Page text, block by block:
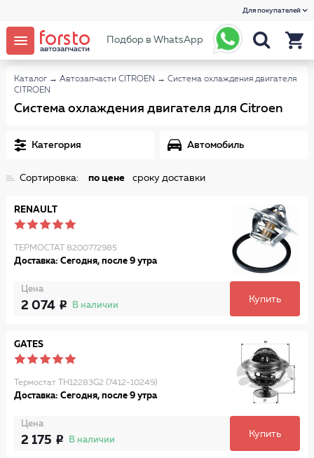
Для покупателей
Подбор в WhatsApp
Каталог → Автозапчасти CITROEN → Система охлаждения двигателя
CITROEN
Система охлаждения двигателя для Citroen
Категория Автомобиль
Сортировка: по цене сроку доставки
RENAULT
ТЕРМОСТАТ 8200772985
Доставка: Сегодня, после 9 утра
Цена
2 074 В наличии
Купить
GATES
Термостат TH12283G2 (7412-10249)
Доставка: Сегодня, после 9 утра
Цена
2 175 В наличии
Купить